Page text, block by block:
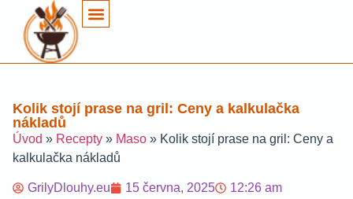
Kolik stojí prase na gril: Ceny a kalkulačka
nákladů
Úvod » Recepty » Maso » Kolik stojí prase na gril: Ceny a
kalkulačka nákladů
GrilyDlouhy.eu 15 června, 2025
12:26 am